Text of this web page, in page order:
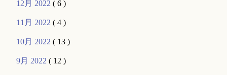
12月 2022( 6 )
11月 2022( 4 )
10月 2022( 13 )
9月 2022( 12 )